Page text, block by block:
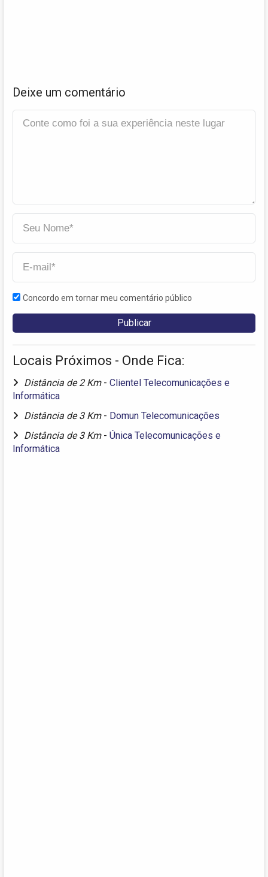
Deixe um comentário
Concordo em tornar meu comentário público
Locais Próximos - Onde Fica:
Distância de 2 Km - Clientel Telecomunicações e
Informática
Distância de 3 Km - Domun Telecomunicações
Distância de 3 Km - Única Telecomunicações e
Informática